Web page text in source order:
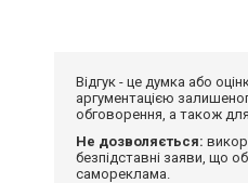
Відгук - це думка або
аргументацією
обговорення, а також
Не дозволяється:
безпідставні заяви, що
самореклама.